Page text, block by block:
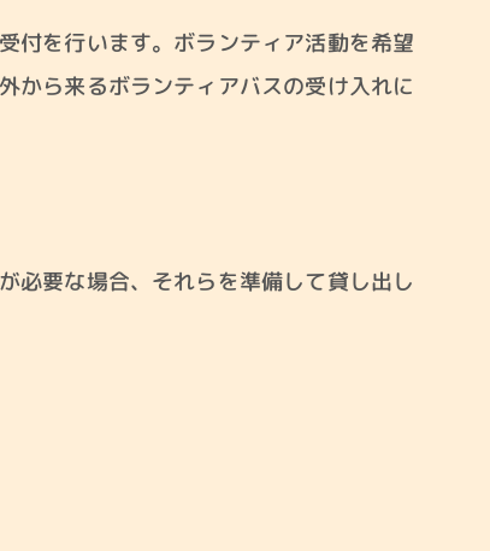
付を行います。ボランティア活動を希望
から来るボランティアバスの受け入れに
必要な場合、それらを準備して貸し出し